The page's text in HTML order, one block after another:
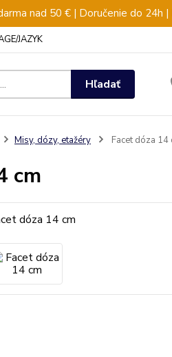
nad 50 € | Doručenie do 24h
JAZYK
Hľadať
Misy, dózy, etažéry Facet dóza 14
cm